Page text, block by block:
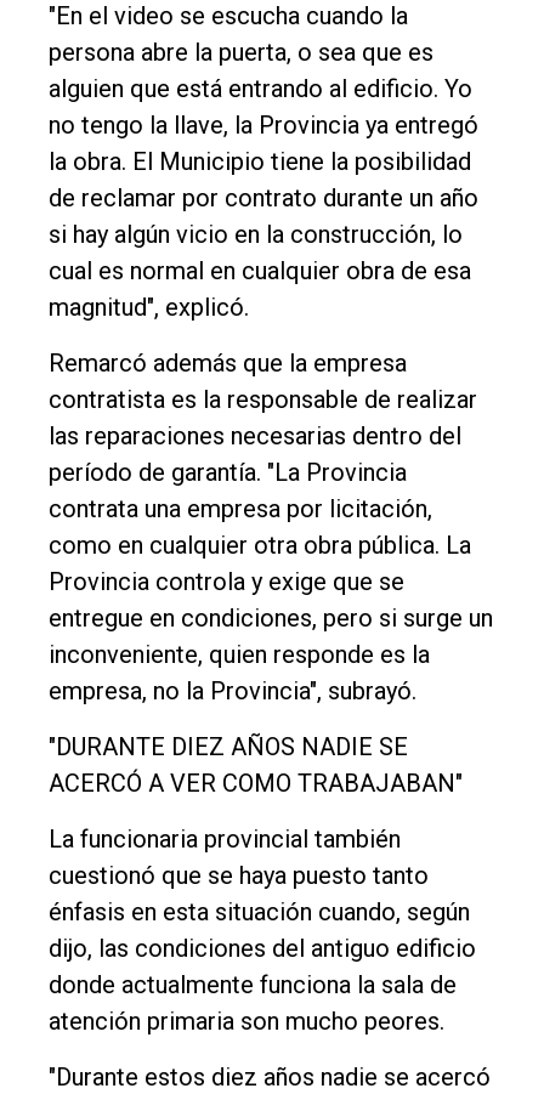
"En el video se escucha cuando la
persona abre la puerta, o sea que es
alguien que está entrando al edificio. Yo
no tengo la llave, la Provincia ya entregó
la obra. El Municipio tiene la posibilidad
de reclamar por contrato durante un año
si hay algún vicio en la construcción, lo
cual es normal en cualquier obra de esa
magnitud", explicó.
Remarcó además que la empresa
contratista es la responsable de realizar
las reparaciones necesarias dentro del
período de garantía. "La Provincia
contrata una empresa por licitación,
como en cualquier otra obra pública. La
Provincia controla y exige que se
entregue en condiciones, pero si surge un
inconveniente, quien responde es la
empresa, no la Provincia", subrayó.
"DURANTE DIEZ AÑOS NADIE SE
ACERCÓ A VER COMO TRABAJABAN"
La funcionaria provincial también
cuestionó que se haya puesto tanto
énfasis en esta situación cuando, según
dijo, las condiciones del antiguo edificio
donde actualmente funciona la sala de
atención primaria son mucho peores.
"Durante estos diez años nadie se acercó